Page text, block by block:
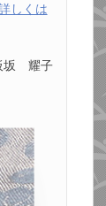
しくは
坂 耀子